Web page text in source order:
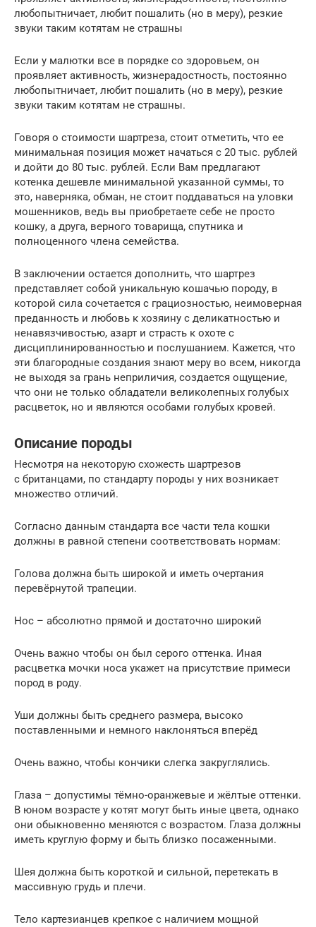
любопытничает, любит пошалить (но в меру), резкие
звуки таким котятам не страшны
Если у малютки все в порядке со здоровьем, он
проявляет активность, жизнерадостность, постоянно
любопытничает, любит пошалить (но в меру), резкие
звуки таким котятам не страшны.
Говоря о стоимости шартреза, стоит отметить, что ее
минимальная позиция может начаться с 20 тыс. рублей
и дойти до 80 тыс. рублей. Если Вам предлагают
котенка дешевле минимальной указанной суммы, то
это, наверняка, обман, не стоит поддаваться на уловки
мошенников, ведь вы приобретаете себе не просто
кошку, а друга, верного товарища, спутника и
полноценного члена семейства.
В заключении остается дополнить, что шартрез
представляет собой уникальную кошачью породу, в
которой сила сочетается с грациозностью, неимоверная
преданность и любовь к хозяину с деликатностью и
ненавязчивостью, азарт и страсть к охоте с
дисциплинированностью и послушанием. Кажется, что
эти благородные создания знают меру во всем, никогда
не выходя за грань неприличия, создается ощущение,
что они не только обладатели великолепных голубых
расцветок, но и являются особами голубых кровей.
Описание породы
Несмотря на некоторую схожесть шартрезов
с британцами, по стандарту породы у них возникает
множество отличий.
Согласно данным стандарта все части тела кошки
должны в равной степени соответствовать нормам:
Голова должна быть широкой и иметь очертания
перевёрнутой трапеции.
Нос – абсолютно прямой и достаточно широкий
Очень важно чтобы он был серого оттенка. Иная
расцветка мочки носа укажет на присутствие примеси
пород в роду.
Уши должны быть среднего размера, высоко
поставленными и немного наклоняться вперёд
Очень важно, чтобы кончики слегка закруглялись.
Глаза – допустимы тёмно-оранжевые и жёлтые оттенки.
В юном возрасте у котят могут быть иные цвета, однако
они обыкновенно меняются с возрастом. Глаза должны
иметь круглую форму и быть близко посаженными.
Шея должна быть короткой и сильной, перетекать в
массивную грудь и плечи.
Тело картезианцев крепкое с наличием мощной